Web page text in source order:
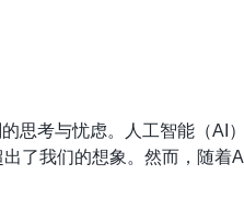
思考与忧虑。人工智能（AI）
了我们的想象。然而，随着AI